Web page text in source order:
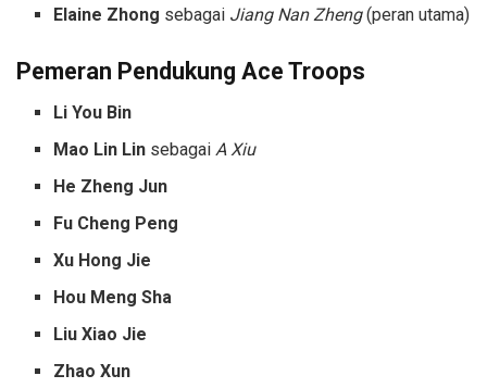
Elaine Zhong sebagai Jiang Nan Zheng(peran utama)
Pemeran Pendukung Ace Troops
Li You Bin
Mao Lin Lin sebagaiA Xiu
He Zheng Jun
Fu Cheng Peng
Xu Hong Jie
Hou Meng Sha
Liu Xiao Jie
Zhao Xun